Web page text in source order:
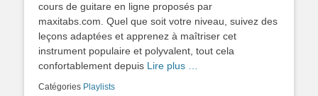
cours de guitare en ligne proposés par
maxitabs.com. Quel que soit votre niveau, suivez des
leçons adaptées et apprenez à maîtriser cet
instrument populaire et polyvalent, tout cela
confortablement depuis Lire plus …
Catégories Playlists